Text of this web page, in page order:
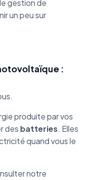
gestion de
un peu sur
:
produite par vos
des batteries. Elles
quand vous le
notre